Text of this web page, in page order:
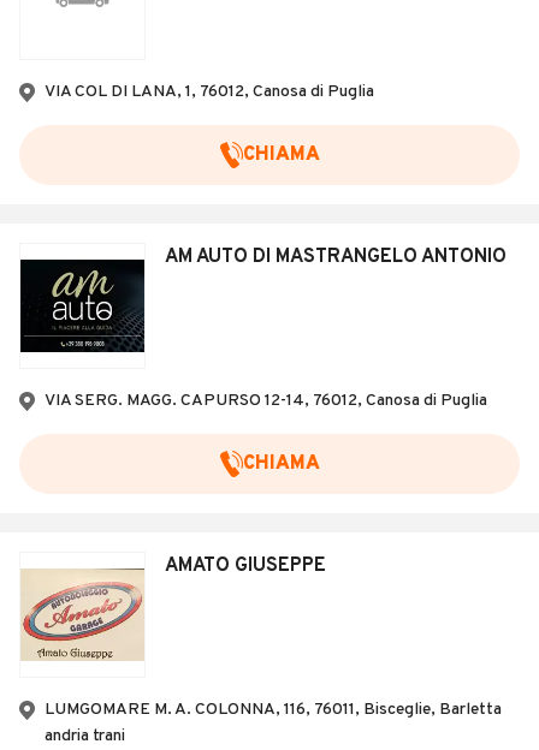
VIA COL DI LANA, 1, 76012, Canosa di Puglia
CHIAMA
AM AUTO DI MASTRANGELO ANTONIO
VIA SERG. MAGG. CAPURSO 12-14, 76012, Canosa di Puglia
CHIAMA
AMATO GIUSEPPE
LUMGOMARE M. A. COLONNA, 116, 76011, Bisceglie, Barletta
andria trani